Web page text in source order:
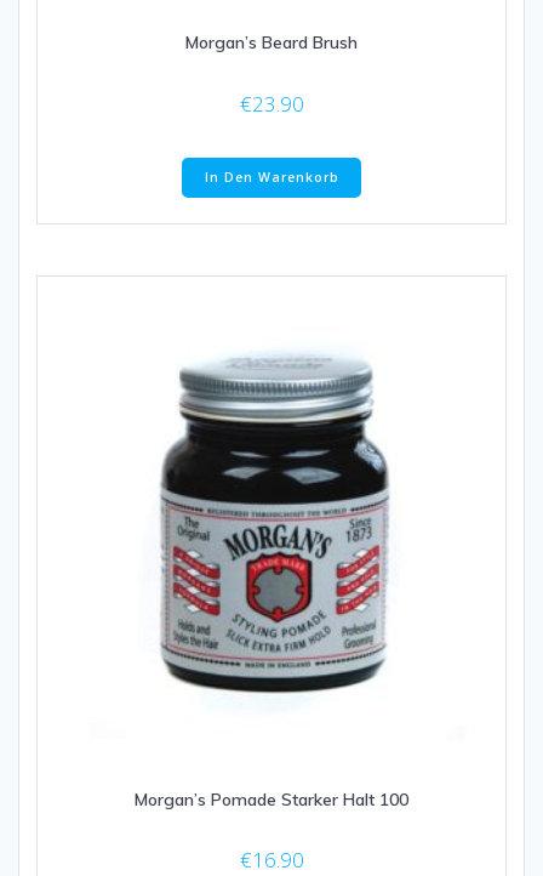
Morgan’s Beard Brush
€23.90
In Den Warenkorb
Morgan’s Pomade Starker Halt 100
€16.90